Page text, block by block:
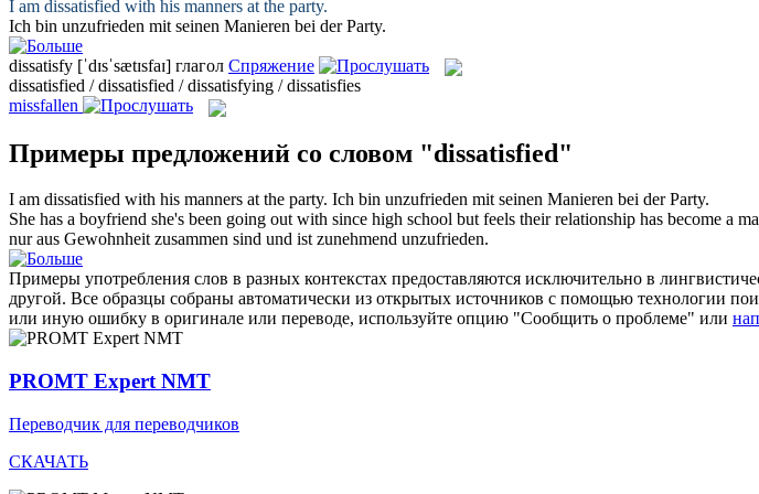
I am dissatisfied with his manners at the party.
Ich bin unzufrieden mit seinen Manieren bei der Party.
dissatisfy [ˈdɪsˈsætɪsfaɪ] глагол Спряжение
dissatisfied / dissatisfied / dissatisfying / dissatisfies
missfallen
Примеры предложений со словом "dissatisfied"
I am dissatisfied with his manners at the party. Ich bin unzufrieden mit seinen Manieren bei der Party.
She has a boyfriend she's been going out with since high school but feels their relationship has become a
nur aus Gewohnheit zusammen sind und ist zunehmend unzufrieden.
Примеры употребления слов в разных контекстах предоставляются исключительно в
другой. Все образцы собраны автоматически из открытых источников с помощью технологии
или иную ошибку в оригинале или переводе, используйте опцию "Сообщить о проблеме" или
PROMT Expert NMT
Переводчик для переводчиков
СКАЧАТЬ